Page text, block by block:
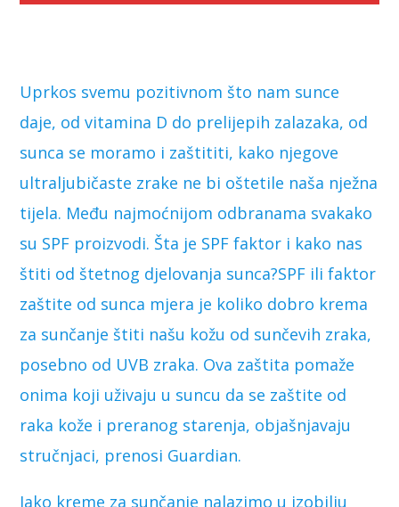
Uprkos svemu pozitivnom što nam sunce
daje, od vitamina D do prelijepih zalazaka, od
sunca se moramo i zaštititi, kako njegove
ultraljubičaste zrake ne bi oštetile naša nježna
tijela. Među najmoćnijom odbranama svakako
su SPF proizvodi. Šta je SPF faktor i kako nas
štiti od štetnog djelovanja sunca?SPF ili faktor
zaštite od sunca mjera je koliko dobro krema
za sunčanje štiti našu kožu od sunčevih zraka,
posebno od UVB zraka. Ova zaštita pomaže
onima koji uživaju u suncu da se zaštite od
raka kože i preranog starenja, objašnjavaju
stručnjaci, prenosi Guardian.
Iako kreme za sunčanje nalazimo u izobilju